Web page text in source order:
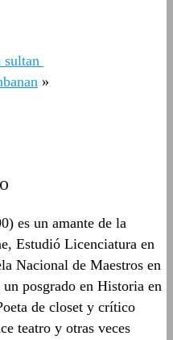
sultan
»
es un amante de la
Estudió Licenciatura en
Nacional de Maestros en
posgrado en Historia en
de closet y crítico
teatro y otras veces